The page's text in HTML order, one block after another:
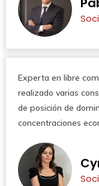
Experta en libre
realizado varias
de posición de
concentraciones